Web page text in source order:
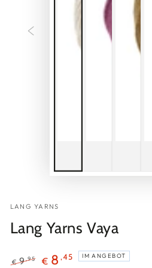
LANG YARNS
Lang Yarns Vaya
€ 9 ,95 € 8 ,45 IM ANGEBOT